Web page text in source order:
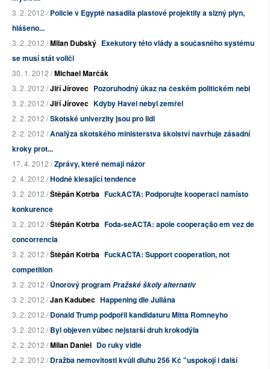
3. 2. 2012 /Policie v Egyptě nasadila plastové projektily a slzný plyn,
hlášeno...
3. 2. 2012 /Milan Dubský Exekutory této vlády a současného systému
se musí stát voliči
30. 1. 2012 /Michael Marčák
3. 2. 2012 /Jiří Jírovec Pozoruhodný úkaz na českém politickém nebi
3. 2. 2012 /Jiří Jírovec Kdyby Havel nebyl zemřel
2. 2. 2012 /Skotské univerzity jsou pro lidi
2. 2. 2012 /Analýza skotského ministerstva školství navrhuje zásadní
kroky prot...
17. 4. 2012 /Zprávy, které nemají názor
2. 4. 2012 /Hodně klesající tendence
3. 2. 2012 /Štěpán Kotrba FuckACTA: Podporujte kooperaci namísto
konkurence
3. 2. 2012 /Štěpán Kotrba Foda-seACTA: apoie cooperação em vez de
concorrencia
3. 2. 2012 /Štěpán Kotrba FuckACTA: Support cooperation, not
competition
3. 2. 2012 /Únorový program Pražské školy alternativ
3. 2. 2012 /Jan Kadubec Happening dle Juliána
3. 2. 2012 /Donald Trump podpořil kandidaturu Mitta Romneyho
3. 2. 2012 /Byl objeven vůbec nejstarší druh krokodýla
2. 2. 2012 /Milan Daniel Do ruky vidle
2. 2. 2012 /Dražba nemovitosti kvůli dluhu 256 Kč "uspokojí i další